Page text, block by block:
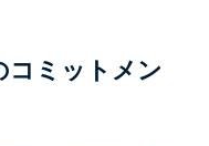
コミットメン